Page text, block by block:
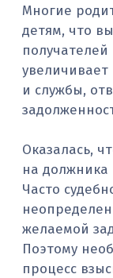
Многие
детям, что
увеличивает
и службы,
Оказалась,
на должника
Часто
желаемой
Поэтому
процесс